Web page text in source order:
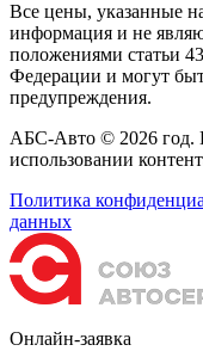
Все цены, указанные
информация и не
положениями статьи
Федерации и могут
предупреждения.
АБС-Авто © 2026 год.
использовании
Политика
данных
Онлайн-заявка